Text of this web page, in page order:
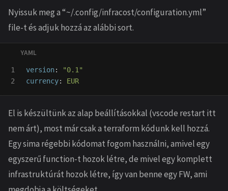
Nyissuk meg a “~/.config/infracost/configuration.yml”
file-t és adjuk hozzá az alábbi sort.
1
version: "0.1"
currency: EUR
El is készültünk az alap beállításokkal (vscode restart itt
nem árt), most már csak a terraform kódunk kell hozzá.
Egy sima régebbi kódomat fogom használni, amivel egy
egyszerű function-t hozok létre, de mivel egy komplett
infrastruktúrát hozok létre, így van benne egy FW, ami